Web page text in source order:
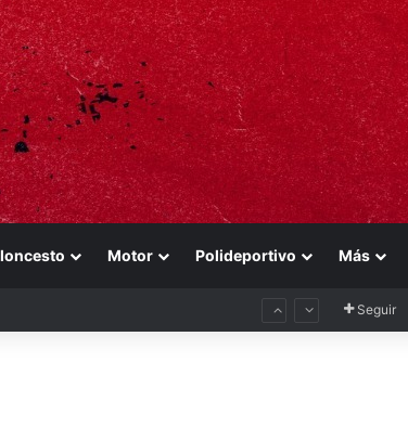
Motor Polideportivo Más
Seguir